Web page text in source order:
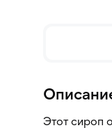
Этот сироп